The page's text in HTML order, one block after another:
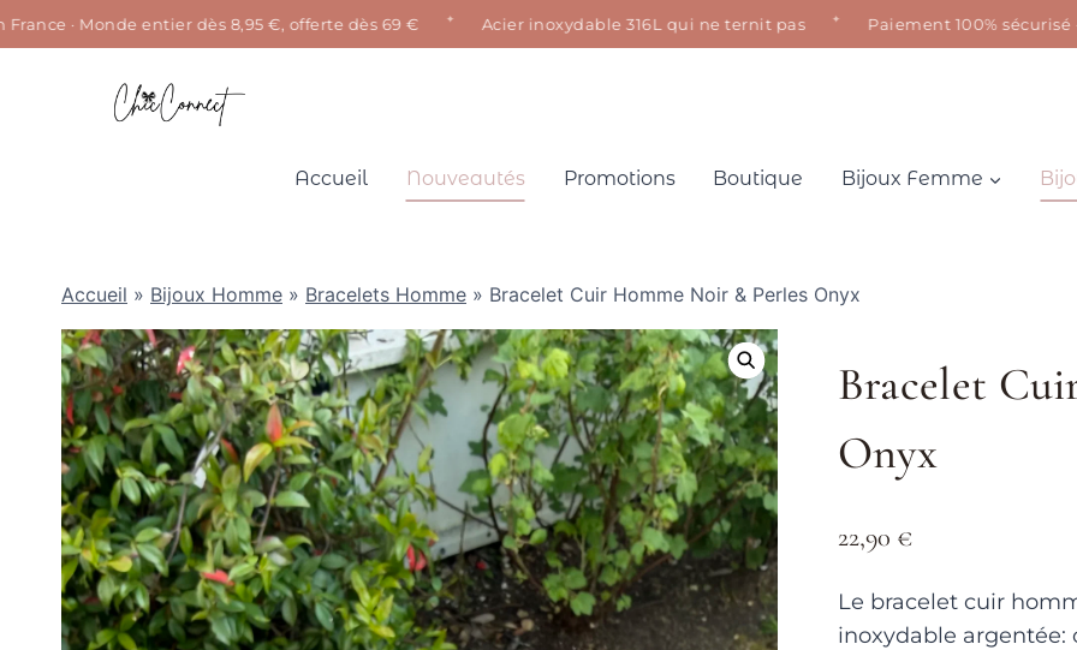
· Monde entier dès 8,95 €, offerte dès 69 € ✦ Acier inoxydable 316L qui ne ternit pas Paiement 100% sécurisé ·
Accueil Nouveautés Promotions Boutique Bijoux Femme
Accueil » Bijoux Homme » Bracelets Homme » Bracelet Cuir Homme Noir & Perles Onyx
Bracelet
Onyx
22,90 €
Le bracelet cuir
inoxydable argentée: